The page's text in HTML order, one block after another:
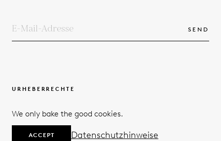
SEND
URHEBERRECHTE
We only bake the good cookies.
ACCEPT Datenschutzhinweise